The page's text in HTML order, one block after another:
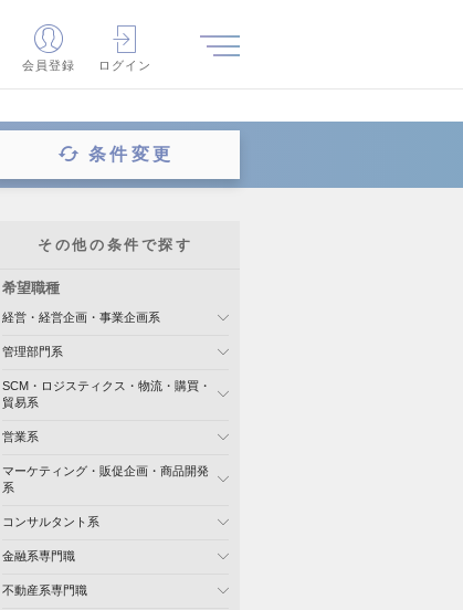
会員登録 ログイン
条件変更
その他の条件で探す
希望職種
経営・経営企画・事業企画系
管理部門系
SCM・ロジスティクス・物流・購買・
貿易系
営業系
マーケティング・販促企画・商品開発
系
コンサルタント系
金融系専門職
不動産系専門職